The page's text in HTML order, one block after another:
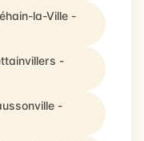
la-Ville -
-
-